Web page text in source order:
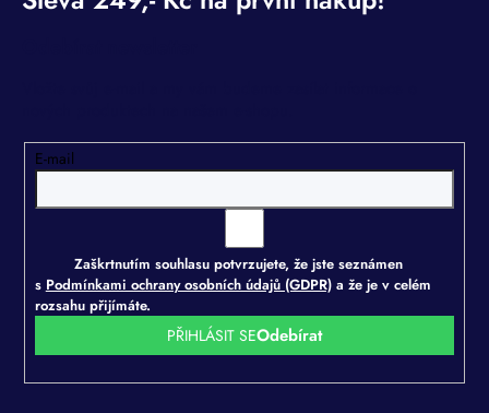
E-mail
Zaškrtnutím souhlasu potvrzujete, že jste seznámen
s Podmínkami ochrany osobních údajů (GDPR)a že je v celém
rozsahu přijímáte.
PŘIHLÁSIT SE